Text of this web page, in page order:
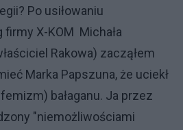
Po usiłowaniu
X-KOM Michała
Rakowa) zacząłem
Marka Papszuna, że uciekł
bałaganu. Ja przez
"niemożliwościami